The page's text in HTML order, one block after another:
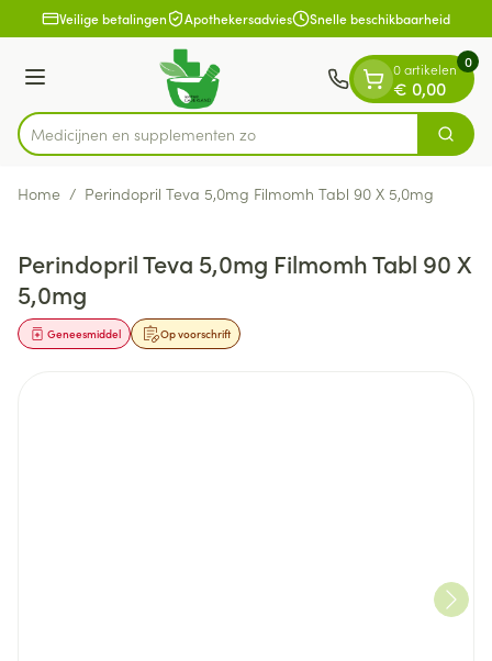
Ga naar de inhoud
1 van 1Veilige betalingen Apothekersadvies Snelle beschikbaarheid
Menu
Product, merk, categorie...
Medicijnen en supple Zoek
0 artikelen
€ 0,00
0
Home / Perindopril Teva 5,0mg Filmomh Tabl 90 X 5,0mg
Perindopril Teva 5,0mg Filmomh Tabl 90 X
5,0mg
Op voorschrift
Geneesmiddel